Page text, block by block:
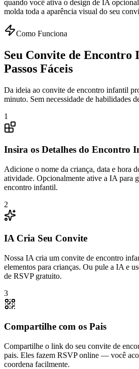
quando você ativa o design de IA
molda toda a aparência visual do seu
Como Funciona
Seu Convite de Encontro
Passos Fáceis
Da ideia ao convite de encontro infantil
minuto. Sem necessidade de habilidades
1
Insira os Detalhes do Encontro
Adicione o nome da criança, data e hora
atividade. Opcionalmente ative a IA para
encontro infantil.
2
IA Cria Seu Convite
Nossa IA cria um convite de encontro
elementos para crianças. Ou pule a IA e
de RSVP gratuito.
3
Compartilhe com os Pais
Compartilhe o link do seu convite de
pais. Eles fazem RSVP online — você
coordena facilmente.